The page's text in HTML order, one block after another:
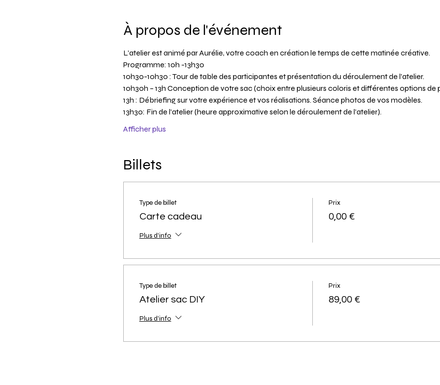
À propos de l'événement
L’atelier est animé par Aurélie, votre coach en création le temps de cette matinée créative.
Programme: 10h -13h30
10h30-10h30 : Tour de table des participantes et présentation du déroulement de l'atelier.
10h30h – 13h Conception de votre sac (choix entre plusieurs coloris et différentes options de
13h : Débriefing sur votre expérience et vos réalisations. Séance photos de vos modèles.
13h30: Fin de l'atelier (heure approximative selon le déroulement de l’atelier).
Afficher plus
Billets
Type de billet
Carte cadeau
Plus d'info
Prix
0,00 €
Type de billet
Atelier sac DIY
Plus d'info
Prix
89,00 €